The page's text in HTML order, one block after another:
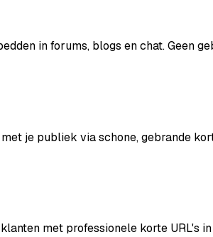
in forums, blogs en chat. Geen
je publiek via schone, gebrande
met professionele korte URL's